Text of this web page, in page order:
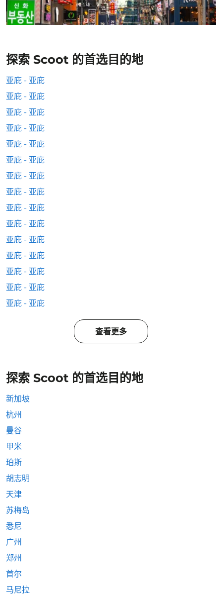
探索 Scoot 的首选目的地
亚庇 - 亚庇
亚庇 - 亚庇
亚庇 - 亚庇
亚庇 - 亚庇
亚庇 - 亚庇
亚庇 - 亚庇
亚庇 - 亚庇
亚庇 - 亚庇
亚庇 - 亚庇
亚庇 - 亚庇
亚庇 - 亚庇
亚庇 - 亚庇
亚庇 - 亚庇
亚庇 - 亚庇
亚庇 - 亚庇
查看更多
探索 Scoot 的首选目的地
新加坡
杭州
曼谷
甲米
珀斯
胡志明
天津
苏梅岛
悉尼
广州
郑州
首尔
马尼拉